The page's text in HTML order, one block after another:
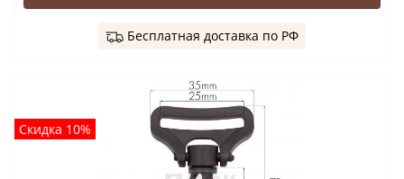
Бесплатная доставка по РФ
Скидка 10%